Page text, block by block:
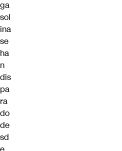
ga
sol
ina
se
ha
n
dis
pa
ra
do
de
sd